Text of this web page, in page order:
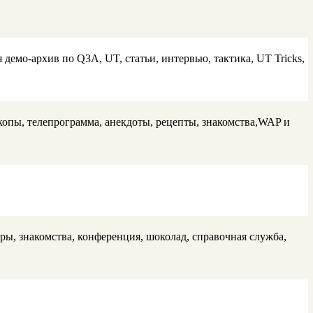
архив по Q3A, UT, статьи, интервью, тактика, UT Tricks,
телепрограмма, анекдоты, рецепты, знакомства,WAP и
знакомства, конференция, шоколад, справочная служба,